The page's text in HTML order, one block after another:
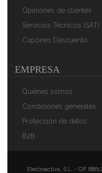
Opiniones de clientes
Servicios Técnicos (SAT)
Cupones Descuento
EMPRESA
Quiénes somos
Condiciones generales
Protección de datos
B2B
Electroactiva, S.L. - CIF